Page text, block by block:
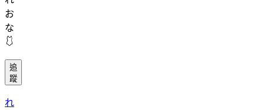
お
な
🩱
追
蹤
れ